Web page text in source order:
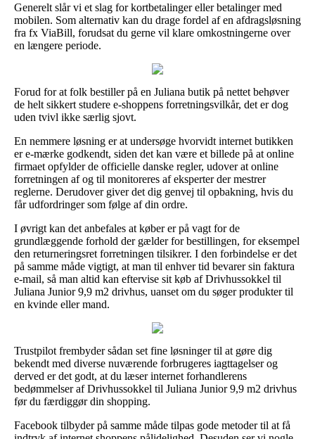
Generelt slår vi et slag for kortbetalinger eller betalinger med
mobilen. Som alternativ kan du drage fordel af en afdragsløsning
fra fx ViaBill, forudsat du gerne vil klare omkostningerne over
en længere periode.
Forud for at folk bestiller på en Juliana butik på nettet behøver
de helt sikkert studere e-shoppens forretningsvilkår, det er dog
uden tvivl ikke særlig sjovt.
En nemmere løsning er at undersøge hvorvidt internet butikken
er e-mærke godkendt, siden det kan være et billede på at online
firmaet opfylder de officielle danske regler, udover at online
forretningen af og til monitoreres af eksperter der mestrer
reglerne. Derudover giver det dig genvej til opbakning, hvis du
får udfordringer som følge af din ordre.
I øvrigt kan det anbefales at køber er på vagt for de
grundlæggende forhold der gælder for bestillingen, for eksempel
den returneringsret forretningen tilsikrer. I den forbindelse er det
på samme måde vigtigt, at man til enhver tid bevarer sin faktura
e-mail, så man altid kan eftervise sit køb af Drivhussokkel til
Juliana Junior 9,9 m2 drivhus, uanset om du søger produkter til
en kvinde eller mand.
Trustpilot frembyder sådan set fine løsninger til at gøre dig
bekendt med diverse nuværende forbrugeres iagttagelser og
derved er det godt, at du læser internet forhandlerens
bedømmelser af Drivhussokkel til Juliana Junior 9,9 m2 drivhus
før du færdiggør din shopping.
Facebook tilbyder på samme måde tilpas gode metoder til at få